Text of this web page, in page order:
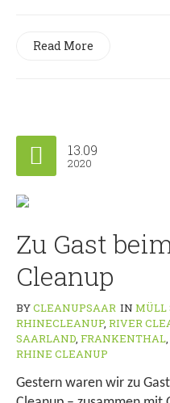
Read More
13.09
2020
Zu Gast
Cleanup
BYCLEANUPSAAR IN MÜLL
RHINECLEANUP, RIVER
SAARLAND, FRANKENTHAL,
RHINE CLEANUP
Gestern waren wir zu